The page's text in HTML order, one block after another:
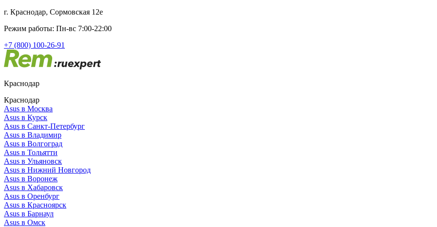
г. Краснодар, Сормовская 12е
Режим работы: Пн-вс 7:00-22:00
+7 (800) 100-26-91
Краснодар
Краснодар
Asus в Москва
Asus в Курск
Asus в Санкт-Петербург
Asus в Владимир
Asus в Волгоград
Asus в Тольятти
Asus в Ульяновск
Asus в Нижний Новгород
Asus в Воронеж
Asus в Хабаровск
Asus в Оренбург
Asus в Красноярск
Asus в Барнаул
Asus в Омск